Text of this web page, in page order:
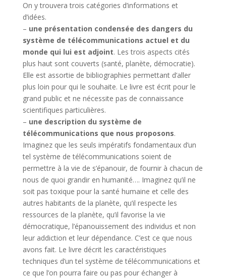
On y trouvera trois catégories d’informations et
d’idées.
– une présentation condensée des dangers du
système de télécommunications actuel et du
monde qui lui est adjoint. Les trois aspects cités
plus haut sont couverts (santé, planète, démocratie).
Elle est assortie de bibliographies permettant d’aller
plus loin pour qui le souhaite. Le livre est écrit pour le
grand public et ne nécessite pas de connaissance
scientifiques particulières.
– une description du système de
télécommunications que nous proposons.
Imaginez que les seuls impératifs fondamentaux d’un
tel système de télécommunications soient de
permettre à la vie de s’épanouir, de fournir à chacun de
nous de quoi grandir en humanité…. Imaginez qu’il ne
soit pas toxique pour la santé humaine et celle des
autres habitants de la planète, qu’il respecte les
ressources de la planète, qu’il favorise la vie
démocratique, l’épanouissement des individus et non
leur addiction et leur dépendance. C’est ce que nous
avons fait. Le livre décrit les caractéristiques
techniques d’un tel système de télécommunications et
ce que l’on pourra faire ou pas pour échanger à